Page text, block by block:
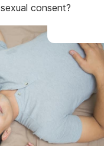
sexual consent?